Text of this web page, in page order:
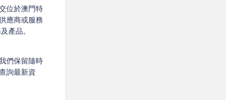
位於澳門特
應商或服務
產品。
們保留隨時
詢最新資